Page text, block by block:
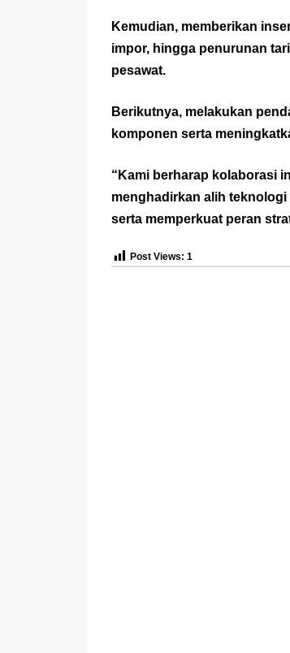
Kemudian, memberikan
impor, hingga penurunan
pesawat.
Berikutnya, melakukan
komponen serta
“Kami berharap kolaborasi
menghadirkan alih
serta memperkuat peran
Post Views: 1